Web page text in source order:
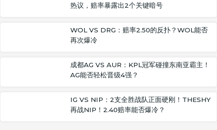
热议，赔率暴露出2个关键暗号
WOL VS DRG：赔率2.50的反扑？WOL能否
再次爆冷
成都AG VS AUR：KPL冠军碰撞东南亚霸主！
AG能否轻松晋级4强？
IG VS NIP：2支全胜战队正面硬刚！THESHY
再战NIP！2.40赔率能否爆冷？